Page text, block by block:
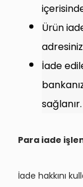
Ürün
İade
sağlanır.
Para iade
İade hakkını